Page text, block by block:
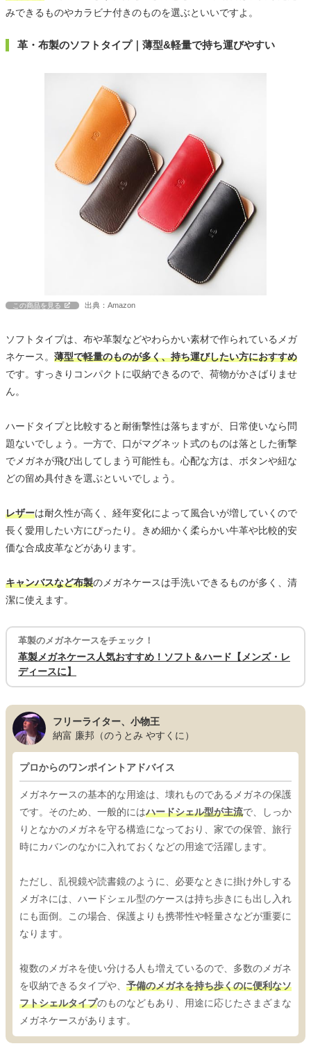
みできるものやカラビナ付きのものを選ぶといいですよ。
革・布製のソフトタイプ｜薄型&軽量で持ち運びやすい
この商品を見る 出典：Amazon
ソフトタイプは、布や革製などやわらかい素材で作られているメガ
ネケース。 薄型で軽量のものが多く、持ち運びしたい方におすすめ
です。すっきりコンパクトに収納できるので、荷物がかさばりませ
ん。
ハードタイプと比較すると耐衝撃性は落ちますが、日常使いなら問
題ないでしょう。一方で、口がマグネット式のものは落とした衝撃
でメガネが飛び出してしまう可能性も。心配な方は、ボタンや紐な
どの留め具付きを選ぶといいでしょう。
レザーは耐久性が高く、経年変化によって風合いが増していくので
長く愛用したい方にぴったり。きめ細かく柔らかい牛革や比較的安
価な合成皮革などがあります。
キャンバスなど布製のメガネケースは手洗いできるものが多く、清
潔に使えます。
革製のメガネケースをチェック！
革製メガネケース人気おすすめ！ソフト＆ハード【メンズ・レ
ディースに】
フリーライター、小物王
納富 廉邦（のうとみ やすくに）
プロからのワンポイントアドバイス
メガネケースの基本的な用途は、壊れものであるメガネの保護
です。そのため、一般的にはハードシェル型が主流で、しっか
りとなかのメガネを守る構造になっており、家での保管、旅行
時にカバンのなかに入れておくなどの用途で活躍します。
ただし、乱視鏡や読書鏡のように、必要なときに掛け外しする
メガネには、ハードシェル型のケースは持ち歩きにも出し入れ
にも面倒。この場合、保護よりも携帯性や軽量さなどが重要に
なります。
複数のメガネを使い分ける人も増えているので、多数のメガネ
を収納できるタイプや、 予備のメガネを持ち歩くのに便利なソ
フトシェルタイプのものなどもあり、用途に応じたさまざまな
メガネケースがあります。